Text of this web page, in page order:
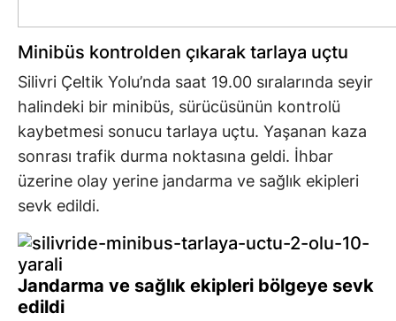
Minibüs kontrolden çıkarak tarlaya uçtu
Silivri Çeltik Yolu’nda saat 19.00 sıralarında seyir
halindeki bir minibüs, sürücüsünün kontrolü
kaybetmesi sonucu tarlaya uçtu. Yaşanan kaza
sonrası trafik durma noktasına geldi. İhbar
üzerine olay yerine jandarma ve sağlık ekipleri
sevk edildi.
Jandarma ve sağlık ekipleri bölgeye sevk
edildi